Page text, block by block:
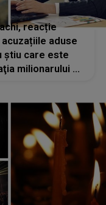
reacție
acuzațiile aduse
știu care este
milionarului dă